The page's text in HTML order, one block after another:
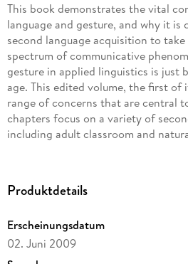
This book demonstrates the vital
language and gesture, and why it
second language acquisition to
spectrum of communicative
gesture in applied linguistics is just
age. This edited volume, the first of
range of concerns that are central
chapters focus on a variety of
including adult classroom and
Gesture: Second Language
Part I, Gesture and its L2
overview of gesture studies and
Produktdetails
Erscheinungsdatum
02. Juni 2009